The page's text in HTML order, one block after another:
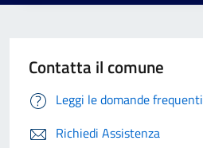
Contatta il comune
Leggi le domande frequenti
Richiedi Assistenza